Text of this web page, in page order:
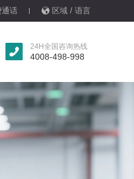
通话 区域 / 语言
24H全国咨询热线
4008-498-998